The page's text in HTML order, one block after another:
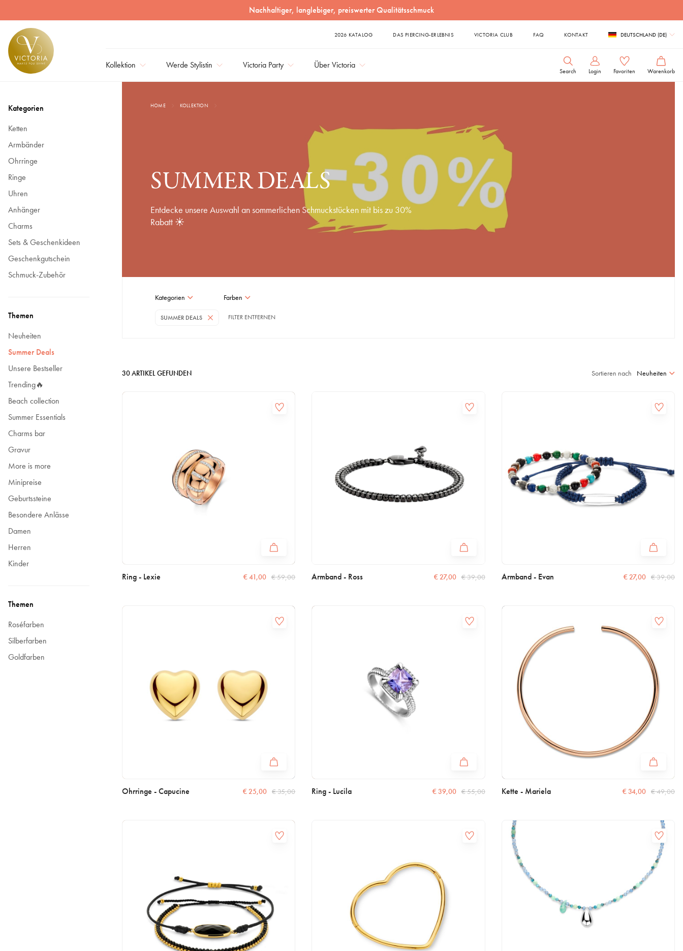
Nachhaltiger, langlebiger, preiswerter Qualitätsschmuck
2026 KATALOG DAS PIERCING-ERLEBNIS VICTORIA CLUB FAQ KONTAKT DEUTSCHLAND (DE)
Kollektion Werde Stylistin Victoria Party Über Victoria
Search Login Favoriten Warenkorb
Kategorien
Ketten
Armbänder
Ohrringe
Ringe
Uhren
Anhänger
Charms
Sets & Geschenkideen
Geschenkgutschein
Schmuck-Zubehör
Themen
Neuheiten
Summer Deals
Unsere Bestseller
Trending🔥
Beach collection
Summer Essentials
Charms bar
Gravur
More is more
Minipreise
Geburtssteine
Besondere Anlässe
Damen
Herren
Kinder
Themen
Roséfarben
Silberfarben
Goldfarben
HOME KOLLEKTION
SUMMER DEALS
Entdecke unsere Auswahl an sommerlichen Schmuckstücken mit bis zu 30%
Rabatt ☀
Kategorien Farben
SUMMER DEALS FILTER ENTFERNEN
30ARTIKEL GEFUNDEN Sortieren nach Neuheiten
Ring - Lexie €41,00 €59,00 Armband - Ross €27,00 €39,00 Armband - Evan €27,00 €39,00
Ohrringe - Capucine €25,00 €35,00 Ring - Lucila €39,00 €55,00 Kette - Mariela €34,00 €49,00